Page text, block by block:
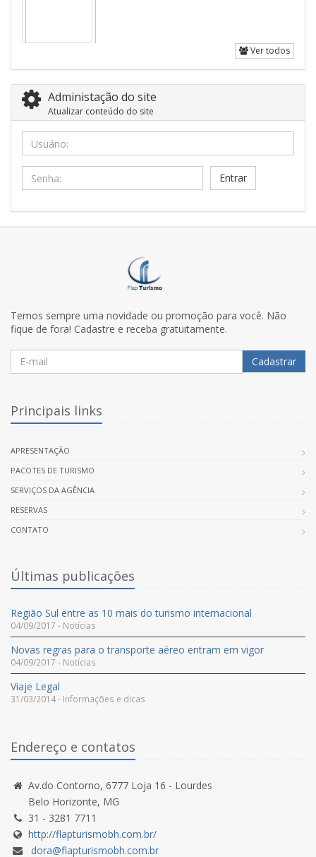
Ver todos
Administação do site
Atualizar conteúdo do site
Usuário:
Senha:
Temos sempre uma novidade ou promoção para você. Não
fique de fora! Cadastre e receba gratuitamente.
Cadastrar
Principais links
APRESENTAÇÃO
PACOTES DE TURISMO
SERVIÇOS DA AGÊNCIA
RESERVAS
CONTATO
Últimas publicações
Região Sul entre as 10 mais do turismo internacional
04/09/2017 - Notícias
Novas regras para o transporte aéreo entram em vigor
04/09/2017 - Notícias
Viaje Legal
31/03/2014 - Informações e dicas
Endereço e contatos
Av.do Contorno, 6777 Loja 16 - Lourdes
Belo Horizonte, MG
31 - 3281 7711
http://flapturismobh.com.br/
dora@flapturismobh.com.br